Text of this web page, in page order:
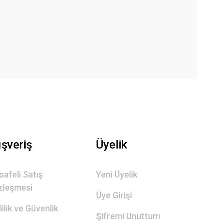
Satış
ve Güvenlik
Üyelik
Yeni Üyelik
Üye Girişi
Şifremi Unuttum